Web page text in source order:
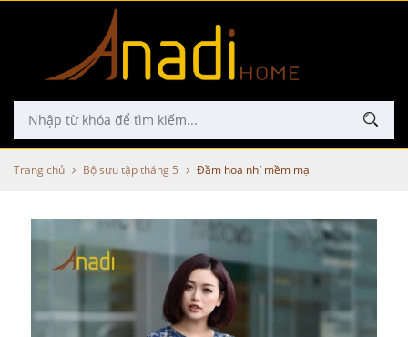
Trang chủ Bộ sưu tập tháng 5 Đầm hoa nhí mềm mại